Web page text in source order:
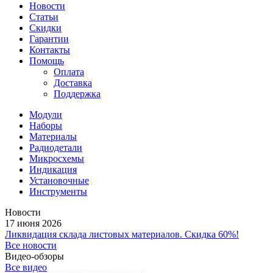
Новости
Статьи
Скидки
Гарантии
Контакты
Помощь
Оплата
Доставка
Поддержка
Модули
Наборы
Материалы
Радиодетали
Микросхемы
Индикация
Установочные
Инструменты
Новости
17 июня 2026
Ликвидация склада листовых материалов. Скидка 60%!
Все новости
Видео-обзоры
Все видео